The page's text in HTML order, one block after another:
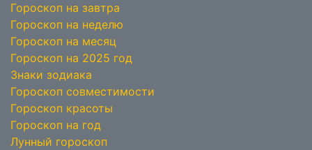
Гороскоп на завтра
Гороскоп на неделю
Гороскоп на месяц
Гороскоп на 2025 год
Знаки зодиака
Гороскоп совместимости
Гороскоп красоты
Гороскоп на год
Лунный гороскоп